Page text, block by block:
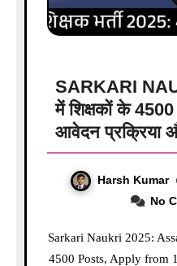
SARKARI
में शिक्षकों के 4500
आवेदन प्रक्रिया
Harsh Kumar
No
Sarkari Naukri 2025: Assam Teacher Recruitment for
4500 Posts, Apply from